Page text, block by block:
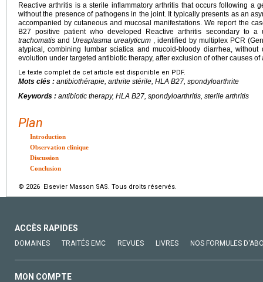
Reactive arthritis is a sterile inflammatory arthritis that occurs following a
without the presence of pathogens in the joint. It typically presents as an
accompanied by cutaneous and mucosal manifestations. We report the
B27 positive patient who developed Reactive arthritis secondary to
trachomatis and Ureaplasma urealyticum , identified by multiplex PCR
atypical, combining lumbar sciatica and mucoid-bloody diarrhea, without
evolution under targeted antibiotic therapy, after exclusion of other causes
Le texte complet de cet article est disponible en PDF.
Mots clés : antibiothérapie, arthrite stérile, HLA B27, spondyloarthrite
Keywords : antibiotic therapy, HLA B27, spondyloarthritis, sterile arthritis
Plan
Introduction
Observation clinique
Discussion
Conclusion
© 2026 Elsevier Masson SAS. Tous droits réservés.
ACCÈS RAPIDES
DOMAINES TRAITÉS EMC REVUES LIVRES NOS FORMULES
MON COMPTE